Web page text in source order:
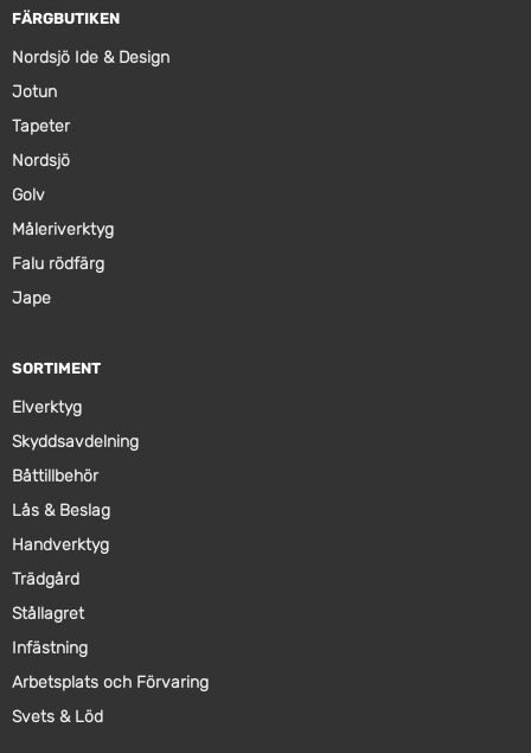
FÄRGBUTIKEN
Nordsjö Ide & Design
Jotun
Tapeter
Nordsjö
Golv
Måleriverktyg
Falu rödfärg
Jape
SORTIMENT
Elverktyg
Skyddsavdelning
Båttillbehör
Lås & Beslag
Handverktyg
Trädgård
Stållagret
Infästning
Arbetsplats och Förvaring
Svets & Löd